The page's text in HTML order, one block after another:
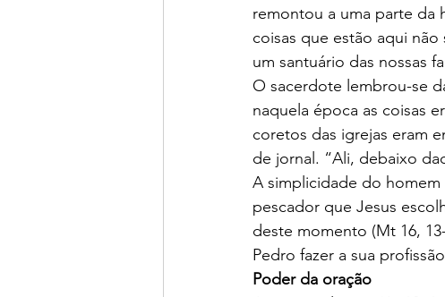
remontou a uma parte da
coisas que estão aqui
um santuário das nossas
O sacerdote lembrou-se
naquela época as coisas
coretos das igrejas eram
de jornal. “Ali, debaixo
A simplicidade do
pescador que Jesus
deste momento (Mt 16,
Pedro fazer a sua
Poder da oração